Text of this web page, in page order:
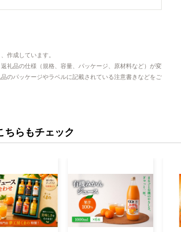
作成しています。
礼品の仕様（規格、容量、パッケージ、原材料など）が変
のパッケージやラベルに記載されている注意書きなどをご
ちらもチェック